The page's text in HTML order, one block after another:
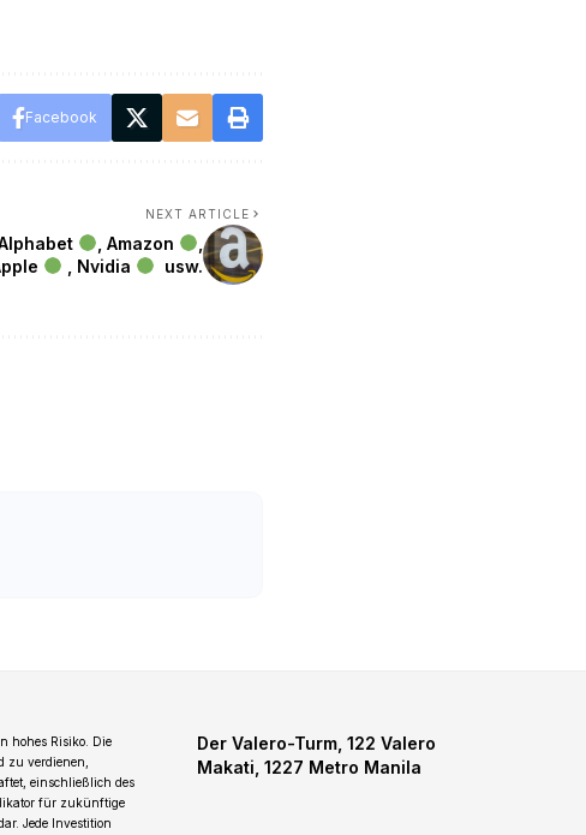
Facebook
NEXT ARTICLE
, Amazon
,
, Nvidia usw.
hohes Risiko. Die
zu verdienen,
einschließlich des
für zukünftige
Jede Investition
Der Valero-Turm, 122 Valero
Makati, 1227 Metro Manila